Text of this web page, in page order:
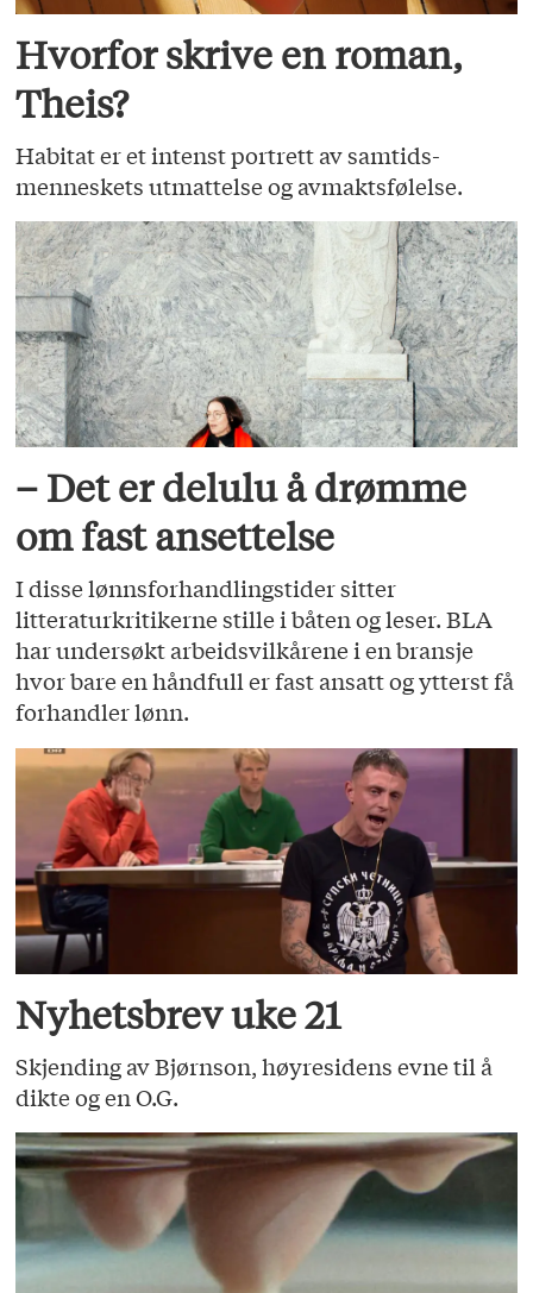
Hvorfor skrive en roman,
Theis?
Habitat er et intenst portrett av samtids­
menneskets utmattelse og avmaktsfølelse.
– Det er delulu å drømme
om fast ansettelse
I disse lønnsforhandlingstider sitter
litteraturkritikerne stille i båten og leser. BLA
har undersøkt arbeidsvilkårene i en bransje
hvor bare en håndfull er fast ansatt og ytterst få
forhandler lønn.
Nyhetsbrev uke 21
Skjending av Bjørnson, høyresidens evne til å
dikte og en O.G.